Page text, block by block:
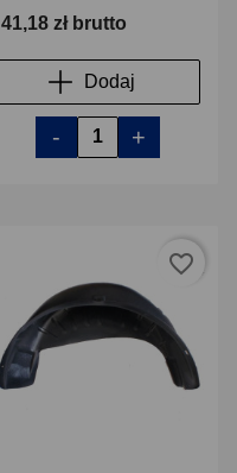
41,18 zł brutto
Dodaj
- +
favorite_border